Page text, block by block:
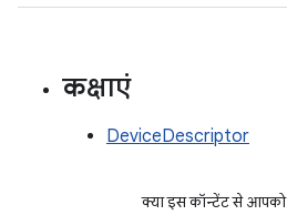
कक्षाएं
DeviceDescriptor
क्या इस कॉन्टेंट से आपको